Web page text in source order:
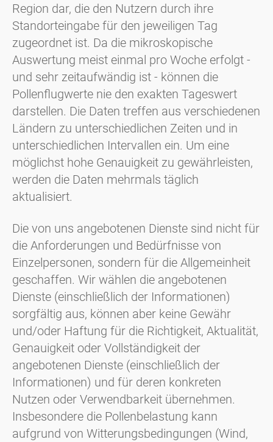
Region dar, die den Nutzern durch ihre
Standorteingabe für den jeweiligen Tag
zugeordnet ist. Da die mikroskopische
Auswertung meist einmal pro Woche erfolgt -
und sehr zeitaufwändig ist - können die
Pollenflugwerte nie den exakten Tageswert
darstellen. Die Daten treffen aus verschiedenen
Ländern zu unterschiedlichen Zeiten und in
unterschiedlichen Intervallen ein. Um eine
möglichst hohe Genauigkeit zu gewährleisten,
werden die Daten mehrmals täglich
aktualisiert.
Die von uns angebotenen Dienste sind nicht für
die Anforderungen und Bedürfnisse von
Einzelpersonen, sondern für die Allgemeinheit
geschaffen. Wir wählen die angebotenen
Dienste (einschließlich der Informationen)
sorgfältig aus, können aber keine Gewähr
und/oder Haftung für die Richtigkeit, Aktualität,
Genauigkeit oder Vollständigkeit der
angebotenen Dienste (einschließlich der
Informationen) und für deren konkreten
Nutzen oder Verwendbarkeit übernehmen.
Insbesondere die Pollenbelastung kann
aufgrund von Witterungsbedingungen (Wind,